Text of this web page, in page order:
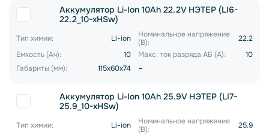
Аккумулятор Li-Ion 10Ah 22.2V НЭТЕР (LI6-
22.2_10-xHSw)
Тип химии: Li-ion
Номинальное напряжение
(В):
22.2
Емкость (Ач):
10 Макс. ток разряда АБ (А):
10
Габариты (мм):
115x60x74 -
Аккумулятор Li-Ion 10Ah 25.9V НЭТЕР (LI7-
25.9_10-xHSw)
Тип химии: Li-ion
Номинальное напряжение
(В):
25.9